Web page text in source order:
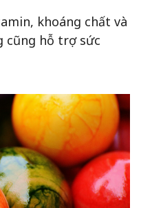
khoáng chất và
cũng hỗ trợ sức